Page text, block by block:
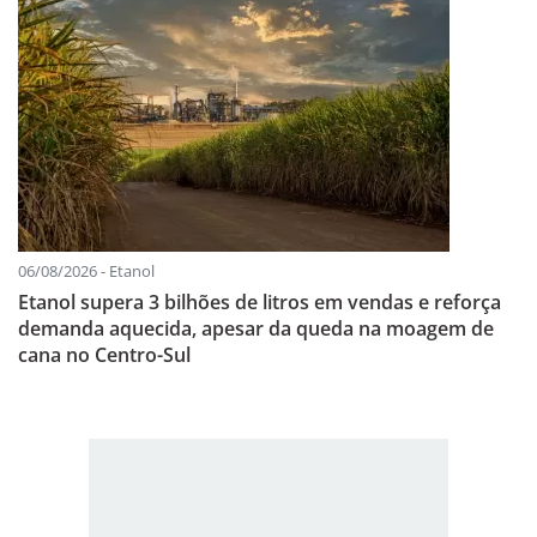
06/08/2026 - Etanol
Etanol supera 3 bilhões de litros em vendas e reforça
demanda aquecida, apesar da queda na moagem de
cana no Centro-Sul